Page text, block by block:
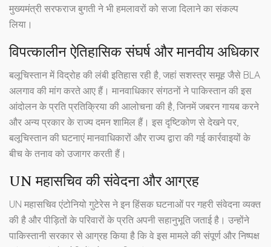
मुख्यमंत्री सरफराज बुगती ने भी हमलावरों को सजा दिलाने का संकल्प
लिया।
विपत्कालीन ऐतिहासिक संघर्ष और मानवीय अधिकार
बलूचिस्तान में विद्रोह की लंबी इतिहास रही है, जहां सशस्त्र समूह जैसे BLA
अलगाव की मांग करते आए हैं। मानवाधिकार संगठनों ने पाकिस्तान की इस
आंदोलन के प्रति प्रतिक्रिया की आलोचना की है, जिनमें जबरन गायब करने
और अन्य प्रकार के राज्य दमन शामिल हैं। इस दृष्टिकोण से देखने पर,
बलूचिस्तान की घटनाएं मानवाधिकारों और राज्य द्वारा की गई कार्रवाइयों के
बीच के तनाव को उजागर करती हैं।
UN महासचिव की संवेदना और आग्रह
UN महासचिव एंटोनियो गुटेरेस ने इन हिंसक घटनाओं पर गहरी संवेदना व्यक्त
की है और पीड़ितों के परिवारों के प्रति अपनी सहानुभूति जताई है। उन्होंने
पाकिस्तानी सरकार से आग्रह किया है कि वे इस मामले की संपूर्ण और निष्पक्ष